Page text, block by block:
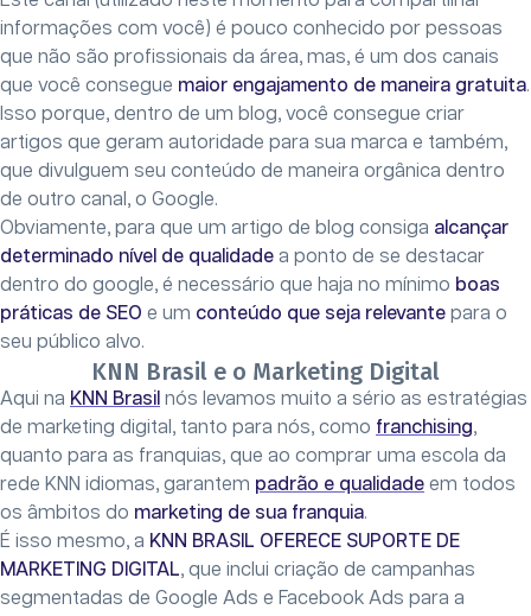
informações com você) é pouco conhecido por pessoas
que não são profissionais da área, mas, é um dos canais
que você consegue maior engajamento de maneira gratuita.
Isso porque, dentro de um blog, você consegue criar
artigos que geram autoridade para sua marca e também,
que divulguem seu conteúdo de maneira orgânica dentro
de outro canal, o Google.
Obviamente, para que um artigo de blog consiga alcançar
determinado nível de qualidade a ponto de se destacar
dentro do google, é necessário que haja no mínimo boas
práticas de SEO e um conteúdo que seja relevante para o
seu público alvo.
KNN Brasil e o Marketing Digital
Aqui na KNN Brasil nós levamos muito a sério as estratégias
de marketing digital, tanto para nós, como franchising,
quanto para as franquias, que ao comprar uma escola da
rede KNN idiomas, garantem padrão e qualidade em todos
os âmbitos do marketing de sua franquia.
É isso mesmo, a KNN BRASIL OFERECE SUPORTE DE
MARKETING DIGITAL, que inclui criação de campanhas
segmentadas de Google Ads e Facebook Ads para a